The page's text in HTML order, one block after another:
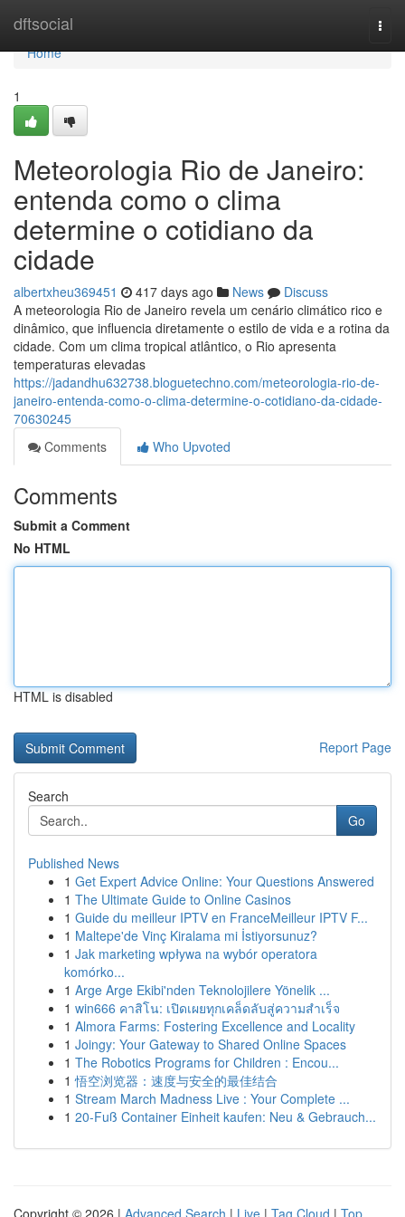
dftsocial
Home
Home
1
Meteorologia Rio de Janeiro:
entenda como o clima
determine o cotidiano da
cidade
albertxheu369451 417 days ago News
Discuss
A meteorologia Rio de Janeiro revela um cenário climático rico e
dinâmico, que influencia diretamente o estilo de vida e a rotina da
cidade. Com um clima tropical atlântico, o Rio apresenta
temperaturas elevadas
https://jadandhu632738.bloguetechno.com/meteorologia-rio-de-
janeiro-entenda-como-o-clima-determine-o-cotidiano-da-cidade-
70630245
Comments
Who Upvoted
Comments
Submit a Comment
No HTML
HTML is disabled
Report Page
Search
Go
Published News
1 Get Expert Advice Online: Your Questions Answered
1 The Ultimate Guide to Online Casinos
1 Guide du meilleur IPTV en FranceMeilleur IPTV F...
1 Maltepe'de Vinç Kiralama mi İstiyorsunuz?
1 Jak marketing wpływa na wybór operatora
komórko...
1 Arge Arge Ekibi'nden Teknolojilere Yönelik ...
1 win666 คาสิโน: เปิดเผยทุกเคล็ดลับสู่ความสำเร็จ
1 Almora Farms: Fostering Excellence and Locality
1 Joingy: Your Gateway to Shared Online Spaces
1 The Robotics Programs for Children : Encou...
1 悟空浏览器：速度与安全的最佳结合
1 Stream March Madness Live : Your Complete ...
1 20-Fuß Container Einheit kaufen: Neu & Gebrauch...
Copyright © 2026 | Advanced Search | Live | Tag Cloud | Top